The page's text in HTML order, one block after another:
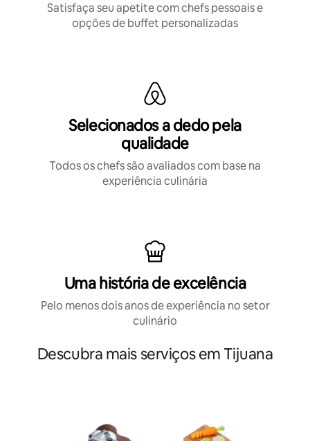
Satisfaça seu apetite com chefs pessoais e
opções de buffet personalizadas
Selecionados a dedo pela
qualidade
Todos os chefs são avaliados com base na
experiência culinária
Uma história de excelência
Pelo menos dois anos de experiência no setor
culinário
Descubra mais serviços em Tijuana